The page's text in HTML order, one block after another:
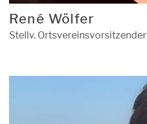
René Wölfer
Stellv. Ortsvereinsvorsitzender